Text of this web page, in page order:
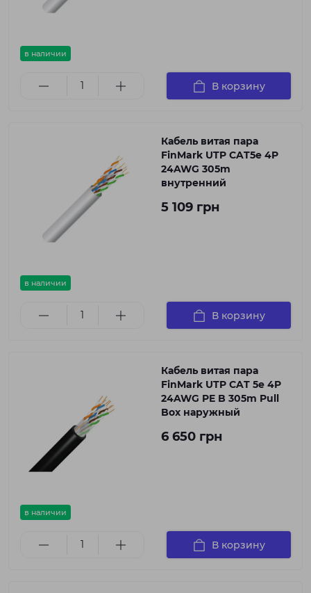
в наличии
В корзину
в наличии
Кабель витая пара
FinMark UTP CAT5e 4P
24AWG 305m
внутренний
5 109 грн
В корзину
в наличии
Кабель витая пара
FinMark UTP CAT 5e 4P
24AWG PE B 305m Pull
Box наружный
6 650 грн
В корзину